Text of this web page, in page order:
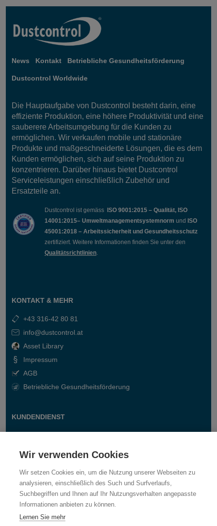
News Kontakt Betriebliche Gesundheitsförderung
Dustcontrol Worldwide
Die Hauptaufgabe von Dustcontrol besteht darin, eine
effiziente Produktion, eine höhere Produktivität und eine
sauberere Arbeitsumgebung für die Kunden zu
ermöglichen. Wir verkaufen mobile und stationäre
Produkte und maßgeschneiderte Lösungen, die es dem
Kunden ermöglichen, sich auf seine Produktion zu
konzentrieren. Darüber hinaus bietet Dustcontrol
Serviceleistungen einschließlich Zubehör und
Ersatzteile an.
Dustcontrol ist gemäss ISO 9001:2015 – Qualität, ISO
14001:2015– Umweltmanagementsystemnorm und ISO
45001:2018 – Arbeitssicherheit und Gesundheitsschutz
zertifiziert. Weitere Informationen finden Sie unter den
Qualitätsrichtlinien
KONTAKT & MEHR
+43 316-42 80 81
info@dustcontrol.at
Asset Library
Impressum
AGB
Betriebliche Gesundheitsförderung
KUNDENDIENST
Wir verwenden Cookies
Wir setzen Cookies ein, um die Nutzung unserer Webseiten zu
analysieren, einschließlich des Such und Surfverlaufs,
Suchbegriffen und Ihnen auf Ihr Nutzungsverhalten angepasste
Informationen anbieten zu können.
Lernen Sie mehr